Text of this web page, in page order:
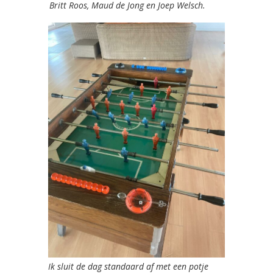
Britt Roos, Maud de Jong en Joep Welsch.
Ik sluit de dag standaard af met een potje